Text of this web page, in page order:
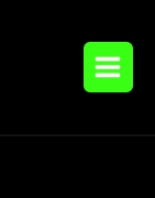
MENU